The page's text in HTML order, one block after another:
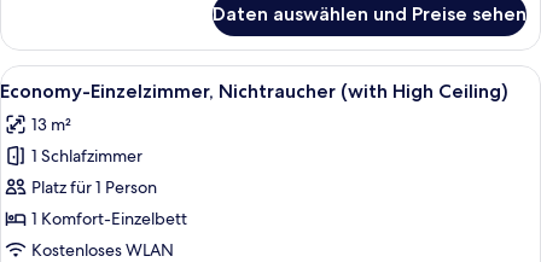
Terrace)
anzeigen
Doppelzimmer,
Nichtraucher,
Erdgeschoss
Loft
and
Daten auswählen und Preise sehen
Alle
Fotos
für
Economy-
Einzelzimmer,
Nichtraucher
(with
Ein ordentlich bezogenes Bett mit
3
Economy-Einzelzimmer, Nichtraucher (with High Ceiling)
13 m²
1 Schlafzimmer
Platz für 1 Person
1 Komfort-Einzelbett
Kostenloses WLAN